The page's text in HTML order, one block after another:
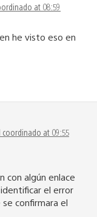
at 08:59
he visto eso en
coordinado at 09:55
con algún enlace
el error
confirmara el